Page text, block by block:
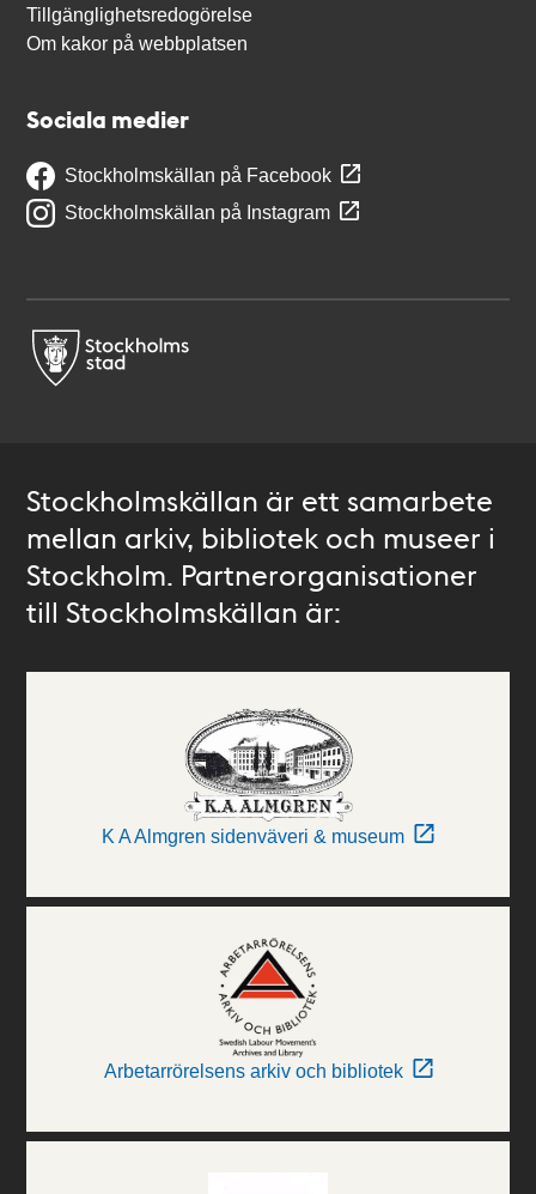
Tillgänglighetsredogörelse
Om kakor på webbplatsen
Sociala medier
Stockholmskällan på Facebook
Stockholmskällan på Instagram
Stockholmskällan är ett samarbete
mellan arkiv, bibliotek och museer i
Stockholm. Partnerorganisationer
till Stockholmskällan är:
K A Almgren sidenväveri & museum
Arbetarrörelsens arkiv och bibliotek